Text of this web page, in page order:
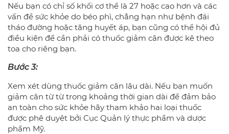
Nếu bạn có chỉ số khối cơ thể là 27 hoặc cao hơn và các
vấn đề sức khỏe do béo phì, chẳng hạn như bệnh đái
tháo đường hoặc tăng huyết áp, bạn cũng có thể hội đủ
điều kiện để cần phải có thuốc giảm cân được kê theo
toa cho riêng bạn.
Bước 3:
Xem xét dùng thuốc giảm cân lâu dài. Nếu bạn muốn
giảm cân từ từ trong khoảng thời gian dài để đảm bảo
an toàn cho sức khỏe hãy tham khảo hai loại thuốc
được phê duyệt bởi Cục Quản lý thực phẩm và dược
phẩm Mỹ.